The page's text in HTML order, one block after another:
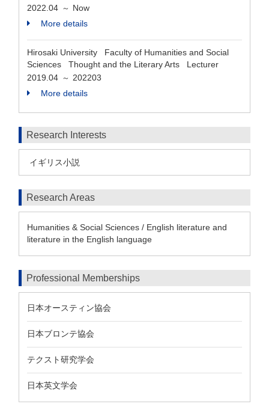
2022.04 ～ Now
More details
Hirosaki University Faculty of Humanities and Social
Sciences Thought and the Literary Arts Lecturer
2019.04 ～ 202203
More details
Research Interests
イギリス小説
Research Areas
Humanities & Social Sciences / English literature and
literature in the English language
Professional Memberships
日本オースティン協会
日本ブロンテ協会
テクスト研究学会
日本英文学会